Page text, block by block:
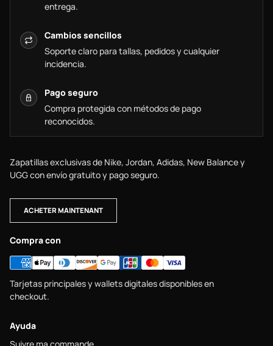
entrega.
Cambios sencillos
Soporte claro para tallas, pedidos y cualquier
incidencia.
Pago seguro
Compra protegida con métodos de pago
reconocidos.
Zapatillas exclusivas de Nike, Jordan, Adidas, New Balance y
UGG con envío gratuito y pago seguro.
ACHETER MAINTENANT
Compra con
Tarjetas principales y wallets digitales disponibles en
checkout.
Ayuda